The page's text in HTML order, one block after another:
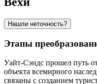
Нашли неточность?
Этапы
Уайт-Сэндс прошел путь
объекта всемирного
связаны с созданием